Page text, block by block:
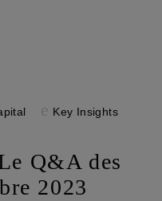
Key Insights
Q&A des
2023